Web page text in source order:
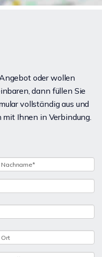
oder wollen
dann füllen Sie
vollständig aus und
Ihnen in Verbindung.